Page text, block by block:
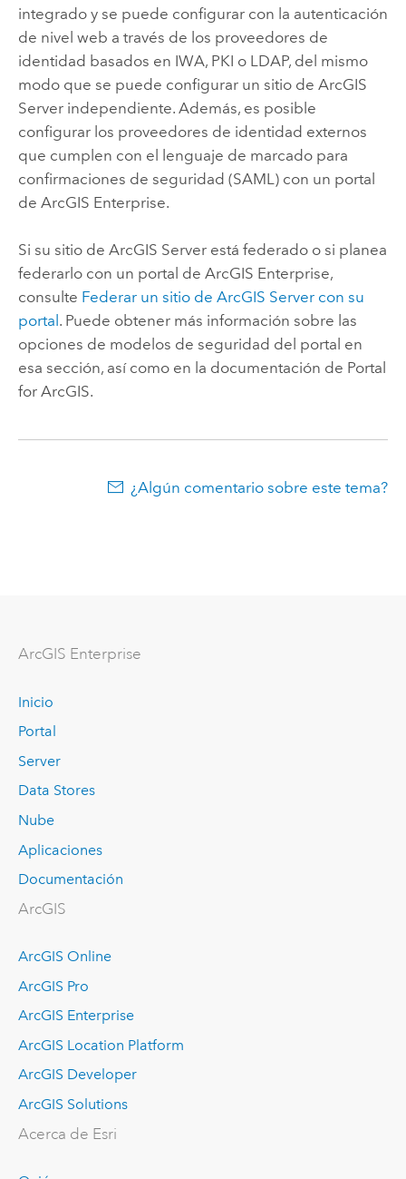
integrado y se puede configurar con la autenticación
de nivel web a través de los proveedores de
identidad basados en IWA, PKI o LDAP, del mismo
modo que se puede configurar un sitio de ArcGIS
Serverindependiente. Además, es posible
configurar los proveedores de identidad externos
que cumplen con el lenguaje de marcado para
confirmaciones de seguridad (SAML) con un portal
de ArcGIS Enterprise.
Si su sitio de ArcGIS Serverestá federado o si planea
federarlo con un portal de ArcGIS Enterprise,
consulte Federar un sitio de ArcGIS Server con su
portal . Puede obtener más información sobre las
opciones de modelos de seguridad del portal en
esa sección, así como en la documentación de Portal
for ArcGIS.
¿Algún comentario sobre este tema?
ArcGIS Enterprise
Inicio
Portal
Server
Data Stores
Nube
Aplicaciones
Documentación
ArcGIS
ArcGIS Online
ArcGIS Pro
ArcGIS Enterprise
ArcGIS Location Platform
ArcGIS Developer
ArcGIS Solutions
Acerca de Esri